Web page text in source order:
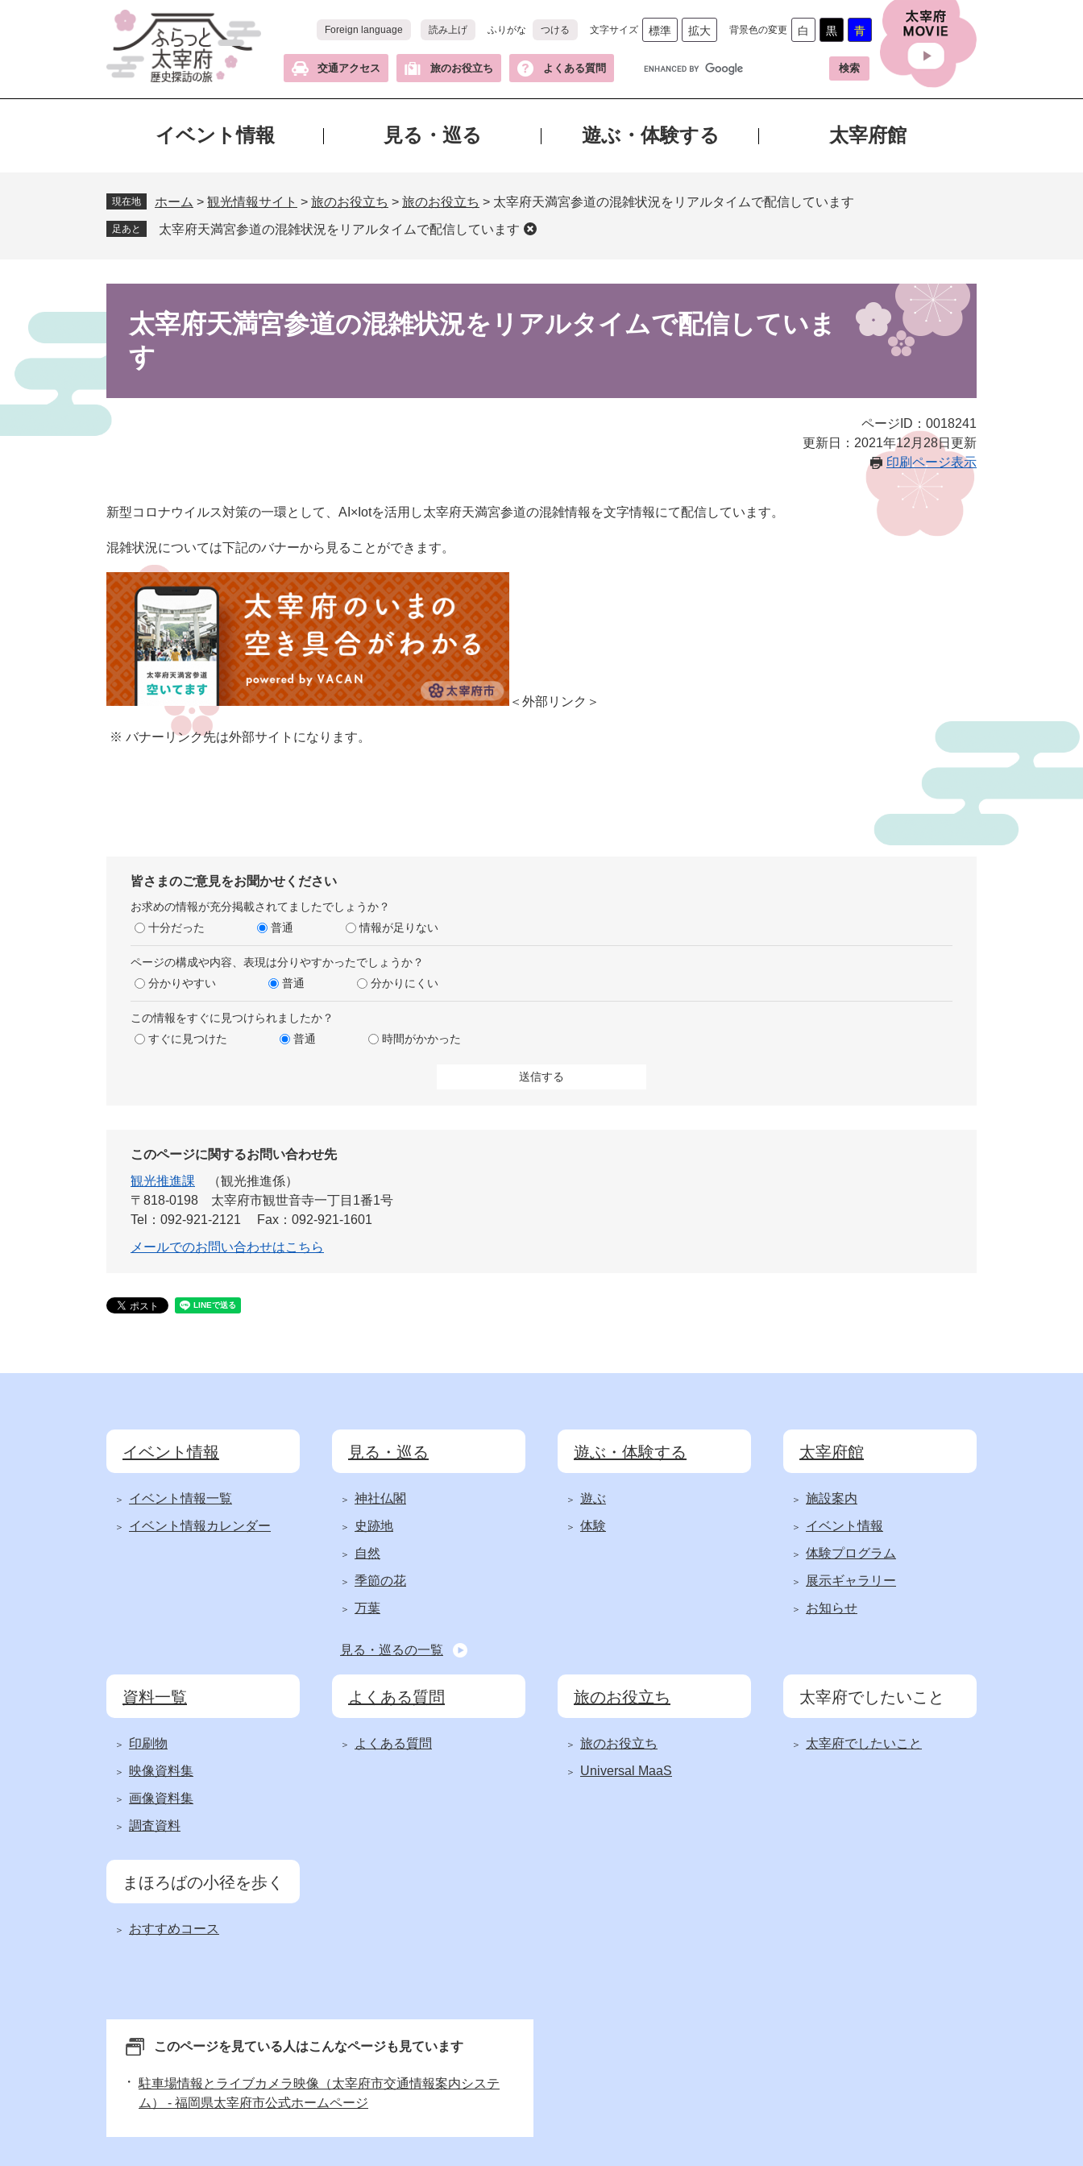
Foreign language 読み上げ ふりがな つける 文字サイズ 標準 拡大 背景色の変更 白 黒 青
交通アクセス 旅のお役立ち よくある質問
G
ス
イベント情報 見る・巡る 遊ぶ・体験する 太宰府館
現在地 ホーム > 観光情報サイト > 旅のお役立ち > 旅のお役立ち > 太宰府天満宮参道の混雑状況をリアルタイムで配信しています
足あと 太宰府天満宮参道の混雑状況をリアルタイムで配信しています
太宰府天満宮参道の混雑状況をリアルタイムで配信していま
す
ページID：0018241
更新日：2021年12月28日更新
印刷ページ表示
新型コロナウイルス対策の一環として、AI×Iotを活用し太宰府天満宮参道の混雑情報を文字情報にて配信しています。
混雑状況については下記のバナーから見ることができます。
＜外部リンク＞
※ バナーリンク先は外部サイトになります。
皆さまのご意見をお聞かせください
お求めの情報が充分掲載されてましたでしょうか？
十分だった
普通 情報が足りない
ページの構成や内容、表現は分りやすかったでしょうか？
分かりやすい
普通 分かりにくい
この情報をすぐに見つけられましたか？
すぐに見つけた
普通 時間がかかった
このページに関するお問い合わせ先
観光推進課
観光推進係
〒818-0198
太宰府市観世音寺一丁目1番1号
Tel：092-921-2121
Fax：092-921-1601
メールでのお問い合わせはこちら
イベント情報
イベント情報一覧
イベント情報カレンダー
見る・巡る
神社仏閣
史跡地
自然
季節の花
万葉
見る・巡るの一覧
遊ぶ・体験する
遊ぶ
体験
太宰府館
施設案内
イベント情報
体験プログラム
展示ギャラリー
お知らせ
資料一覧
印刷物
映像資料集
画像資料集
調査資料
よくある質問
よくある質問
旅のお役立ち
旅のお役立ち
Universal MaaS
太宰府でしたいこと
太宰府でしたいこと
まほろばの小径を歩く
おすすめコース
このページを見ている人はこんなページも見ています
駐車場情報とライブカメラ映像（太宰府市交通情報案内システ
ム） - 福岡県太宰府市公式ホームページ